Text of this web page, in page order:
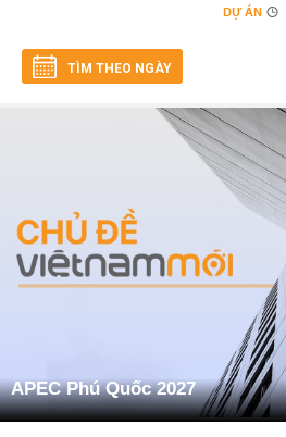
DỰ ÁN
TÌM THEO NGÀY
APEC Phú Quốc 2027